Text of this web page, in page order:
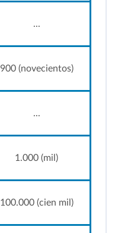
...
900 (novecientos)
...
1.000 (mil)
100.000 (cien mil)